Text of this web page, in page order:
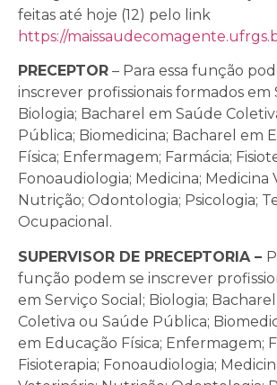
feitas até hoje (12) pelo link
https://
PRECEPTOR – Para essa função
inscrever profissionais formados em
Biologia; Bacharel em Saúde
Pública; Biomedicina; Bacharel em
Física; Enfermagem; Farmácia;
Fonoaudiologia; Medicina; Medicina
Nutrição; Odontologia; Psicologia;
Ocupacional.
SUPERVISOR DE PRECEPTORIA –
função podem se inscrever
em Serviço Social; Biologia;
Coletiva ou Saúde Pública;
em Educação Física; Enfermagem;
Fisioterapia; Fonoaudiologia;